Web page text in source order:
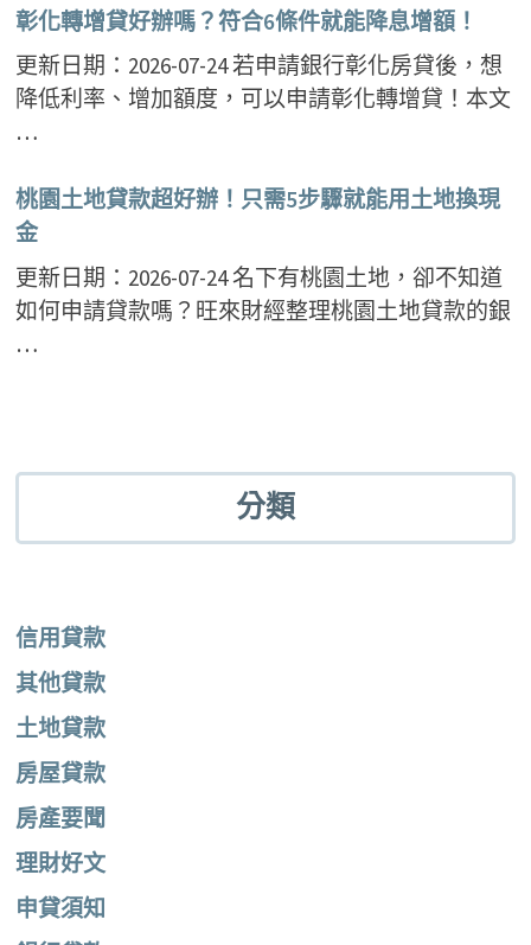
彰化轉增貸好辦嗎？符合6條件就能降息增額！
更新日期：2026-07-24 若申請銀行彰化房貸後，想
降低利率、增加額度，可以申請彰化轉增貸！本文
…
桃園土地貸款超好辦！只需5步驟就能用土地換現
金
更新日期：2026-07-24 名下有桃園土地，卻不知道
如何申請貸款嗎？旺來財經整理桃園土地貸款的銀
…
分類
信用貸款
其他貸款
土地貸款
房屋貸款
房產要聞
理財好文
申貸須知